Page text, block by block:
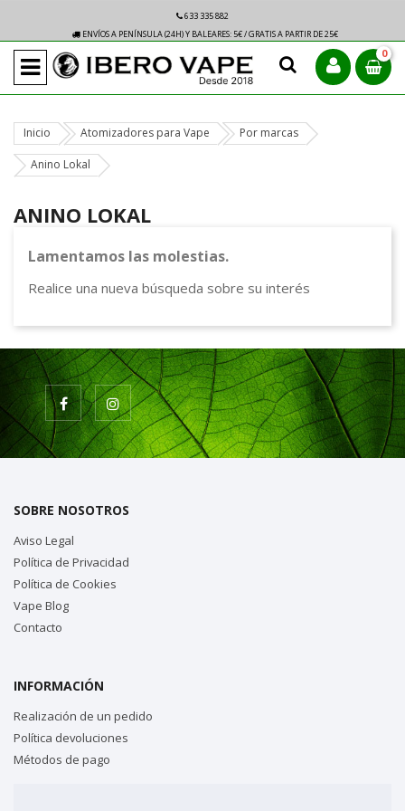
633 335 882
ENVÍOS A PENÍNSULA (24H) Y BALEARES: 5€ / GRATIS A PARTIR DE 25€
0
Inicio Atomizadores para Vape Por marcas
Anino Lokal
ANINO LOKAL
Lamentamos las molestias.
Realice una nueva búsqueda sobre su interés
SOBRE NOSOTROS
Aviso Legal
Política de Privacidad
Política de Cookies
Vape Blog
Contacto
INFORMACIÓN
Realización de un pedido
Política devoluciones
Métodos de pago